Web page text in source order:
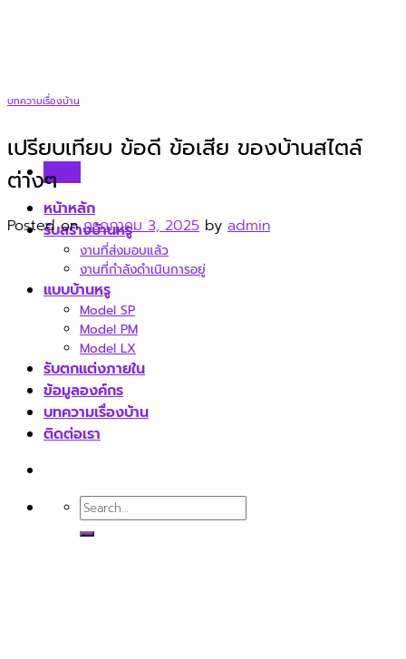
Menu
หน้าหลัก
รับสร้างบ้านหรู
งานที่ส่งมอบแล้ว
งานที่กำลังดำเนินการอยู่
แบบบ้านหรู
Model SP
Model PM
Model LX
รับตกแต่งภายใน
ข้อมูลองค์กร
บทความเรื่องบ้าน
ติดต่อเรา
บทความเรื่องบ้าน
เปรียบเทียบ ข้อดี ข้อเสีย ของบ้านสไตล์
ต่างๆ
Posted onกรกฎาคม 3, 2025 by admin